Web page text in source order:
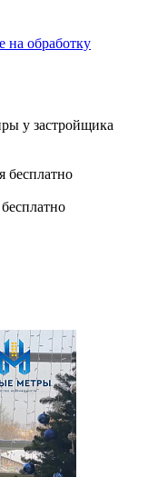
на обработку
у застройщика
бесплатно